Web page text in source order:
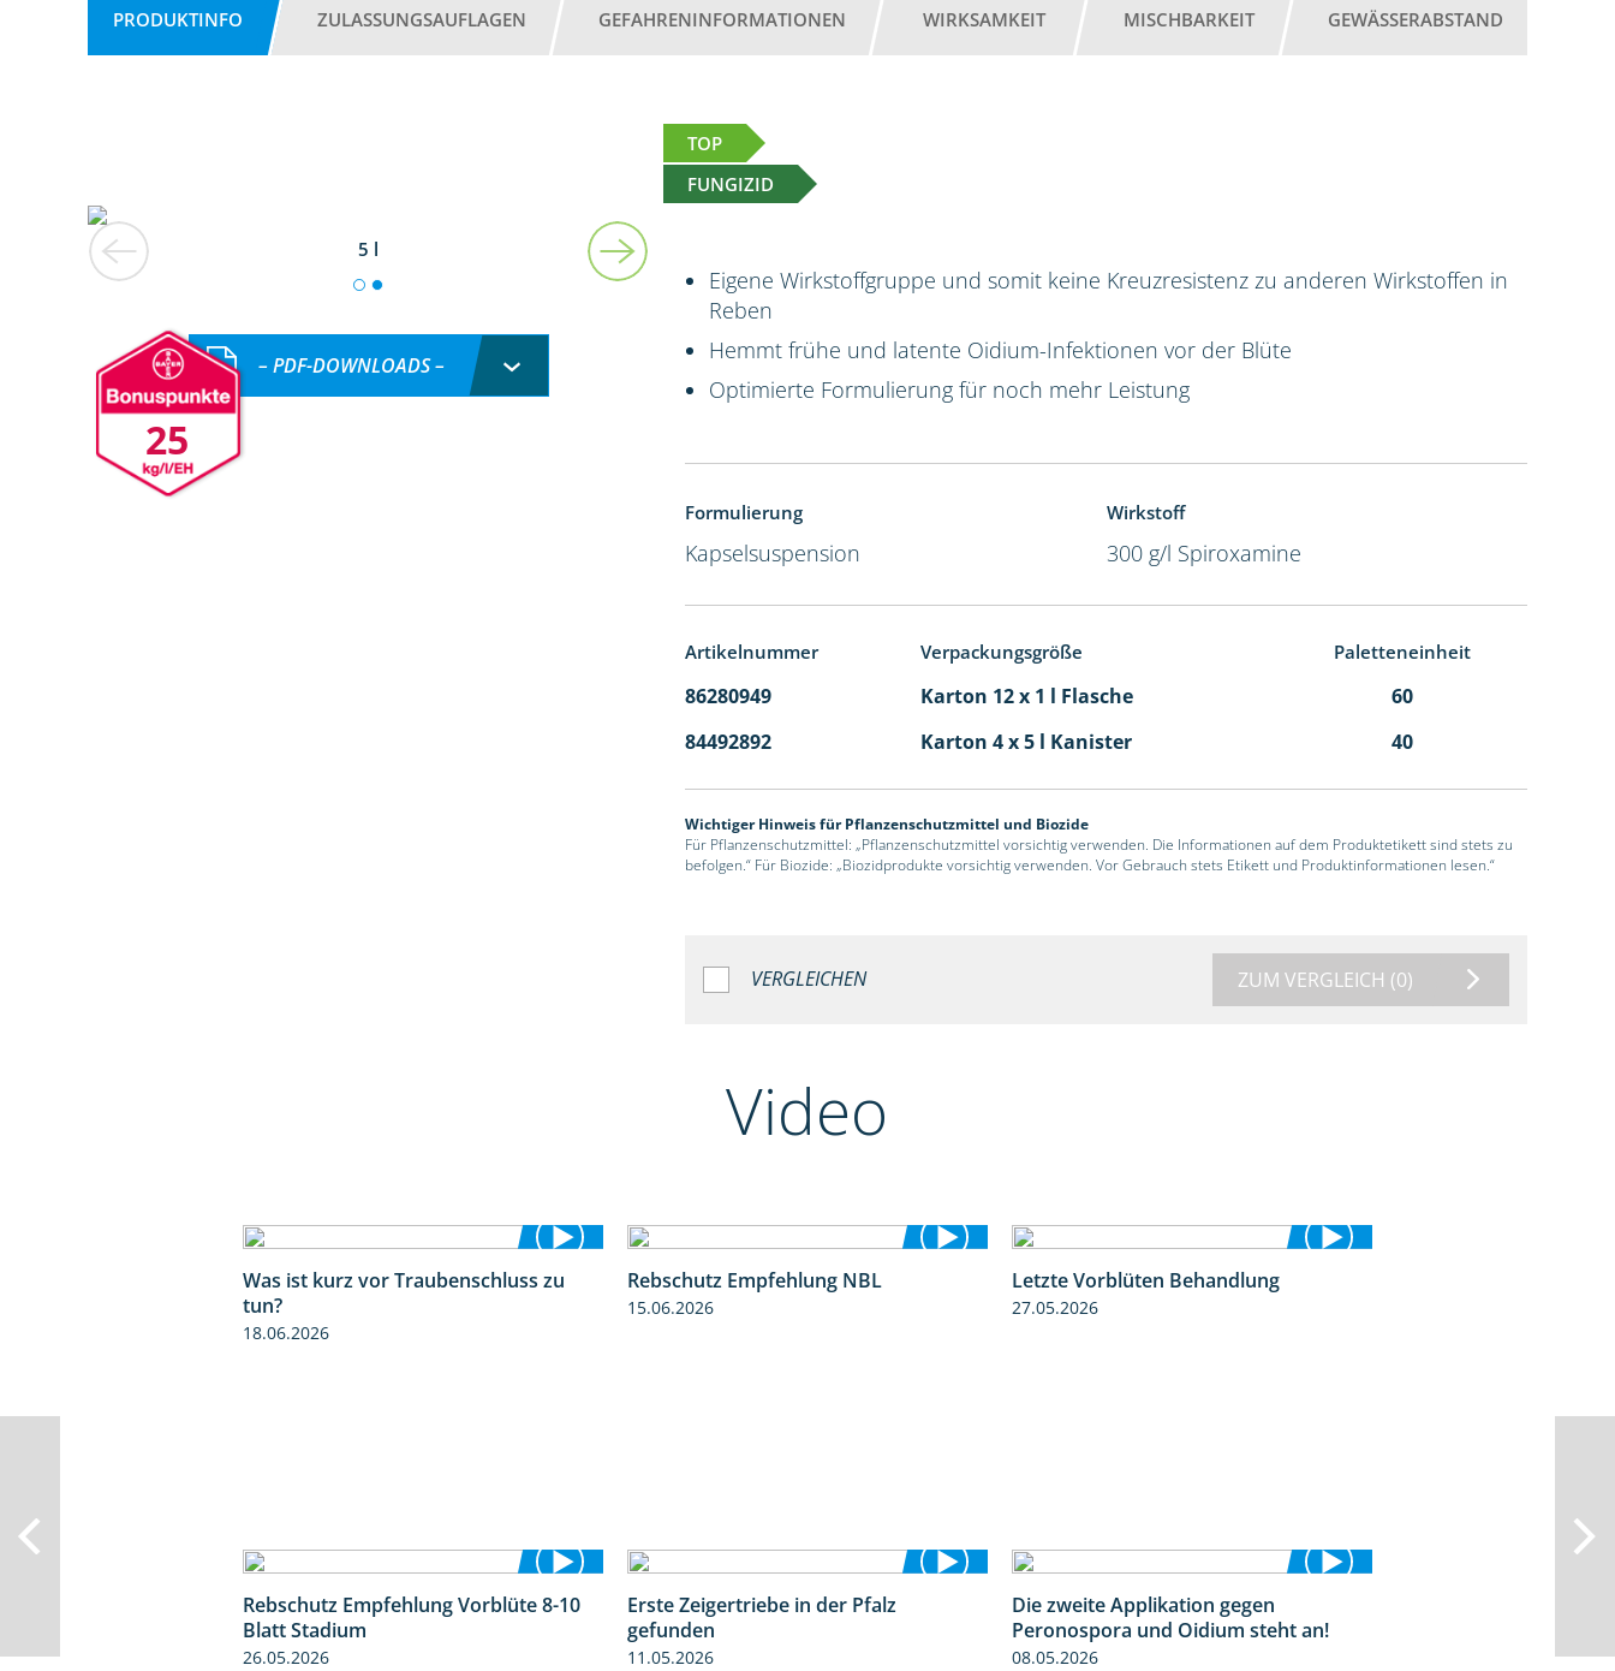
PRODUKTINFO ZULASSUNGSAUFLAGEN GEFAHRENINFORMATIONEN WIRKSAMKEIT MISCHBARKEIT GEWÄSSERABSTAND
TOP
FUNGIZID
5 l
25
– PDF-DOWNLOADS –
Eigene Wirkstoffgruppe und somit keine Kreuzresistenz zu anderen Wirkstoffen in
Reben
Hemmt frühe und latente Oidium-Infektionen vor der Blüte
Optimierte Formulierung für noch mehr Leistung
Formulierung
Kapselsuspension
Wirkstoff
300 g/l Spiroxamine
Artikelnummer Verpackungsgröße Paletteneinheit
86280949 Karton 12 x 1 l Flasche
60
84492892
Karton 4 x 5 l Kanister 40
Wichtiger Hinweis für Pflanzenschutzmittel und Biozide
Für Pflanzenschutzmittel: „Pflanzenschutzmittel vorsichtig verwenden. Die Informationen auf dem Produktetikett sind stets zu
befolgen.“ Für Biozide: „Biozidprodukte vorsichtig verwenden. Vor Gebrauch stets Etikett und Produktinformationen lesen.“
VERGLEICHEN ZUM VERGLEICH (0)
Video
5:04
Was ist kurz vor Traubenschluss zu
tun?
18.06.2026
Rebschutz Empfehlung NBL
15.06.2026
Letzte Vorblüten Behandlung
27.05.2026
1:55
Rebschutz Empfehlung Vorblüte 8-10
Blatt Stadium
26.05.2026
Erste Zeigertriebe in der Pfalz
gefunden
11.05.2026
Die zweite Applikation gegen
Peronospora und Oidium steht an!
08.05.2026